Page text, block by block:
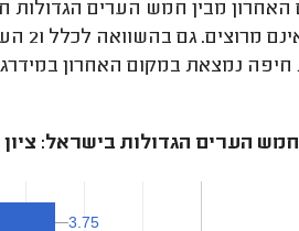
חיפה נמצאת במקום האחרון במידרג
חמש הערים הגדולות בישראל: ציון
3.75
3.75